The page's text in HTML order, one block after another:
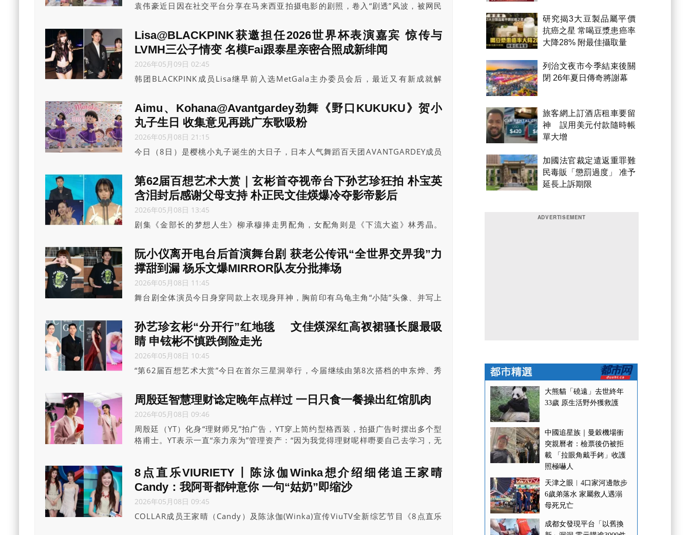
袁伟豪近日因在社交平台分享在马来西亚拍摄电影的剧照，卷入“剧透”风波，被网民
出席慈善步行筹款开步礼，而大会也送上蛋糕，预祝在本月11日45岁生日的Ben生日
快乐。
Lisa@BLACKPINK获邀担任2026世界杯表演嘉宾 惊传与
LVMH三公子情变 名模Fai跟泰星亲密合照成新绯闻
2026年05月09日 02:45
韩团BLACKPINK成员Lisa继早前入选MetGala主办委员会后，最近又有新成就解
（WorldCup）将于6月11日展开序幕，3个主办国：美国、加拿大和墨西哥将各自举
行开幕庆典。
Aimu、Kohana@Avantgardey劲舞《野口KUKUKU》贺小
丸子生日 收集意见再跳广东歌吸粉
2026年05月08日 21:15
今日（8日）是樱桃小丸子诞生的大日子，日本人气舞蹈百天团AVANTGARDEY成员
除了表演精心编排热舞《野口KUKUKU》外，更以歌曲《问题天天都多》大显舞艺，
现场吸引大批粉丝到场支持。
第62届百想艺术大赏｜玄彬首夺视帝台下孙艺珍狂拍 朴宝英
含泪封后感谢父母支持 朴正民文佳煐爆冷夺影帝影后
2026年05月08日 13:45
剧集《金部长的梦想人生》柳承穆捧走男配角，女配角则是《下流大盗》林秀晶。
演。李彩玟凭《暴君的厨师》获得剧集男新人，女新人是《爱麻夫人热映中》方效
潾。
阮小仪离开电台后首演舞台剧 获老公传讯“全世界交畀我”力
撑甜到漏 杨乐文爆MIRROR队友分批捧场
2026年05月08日 11:45
舞台剧全体演员今日身穿同款上衣现身拜神，胸前印有乌龟主角“小陆”头像、并写上
我哋家庭核心成员，重要成员当然要摆中间同埋摆大头！”
孙艺珍玄彬“分开行”红地毯 文佳煐深红高衩裙骚长腿最吸
睛 申铉彬不慎跌倒险走光
2026年05月08日 10:45
“第62届百想艺术大赏”今日在首尔三星洞举行，今届继续由第8次搭档的申东烨、秀
与获视帝提名的丈夫玄彬未有一同行红地毯，孙艺珍率先亮相，她穿上白色吊带低胸
晚装，但胸前有薄纱设计，隐约性感。
周殷廷智慧理财谂定晚年点样过 一日只食一餐操出红馆肌肉
2026年05月08日 09:46
周殷廷（YT）化身“理财师兄”拍广告，YT穿上简约型格西装，拍摄广告时摆出多个型
格甫士。YT表示一直“亲力亲为”管理资产：“因为我觉得理财呢样嘢要自己去学习，无
8点直乐VIURIETY丨陈泳伽Winka想介绍细佬追王家晴
Candy：我阿哥都钟意你 一句“姑奶”即缩沙
2026年05月08日 09:45
COLLAR成员王家晴（Candy）及陈泳伽(Winka)宣传ViuTV全新综艺节目《8点直乐
研究揭3大豆製品屬平價
抗癌之星 常喝豆漿患癌率
大降28% 附最佳攝取量
列治文夜市今季結束後關
閉 26年夏日傳奇將謝幕
旅客網上訂酒店租車要留
神 誤用美元付款隨時帳
單大增
加國法官裁定遣返重罪難
民毒販「懲罰過度」 准予
延長上訴期限